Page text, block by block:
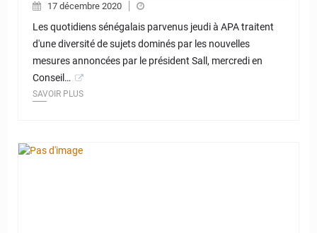
17 décembre 2020
Les quotidiens sénégalais parvenus jeudi à APA traitent
d'une diversité de sujets dominés par les nouvelles
mesures annoncées par le président Sall, mercredi en
Conseil…
SAVOIR PLUS